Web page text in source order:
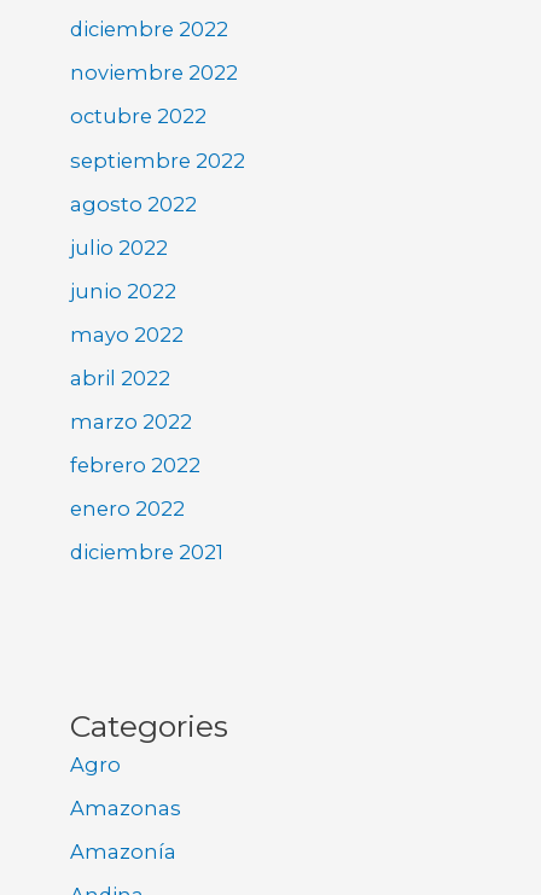
diciembre 2022
noviembre 2022
octubre 2022
septiembre 2022
agosto 2022
julio 2022
junio 2022
mayo 2022
abril 2022
marzo 2022
febrero 2022
enero 2022
diciembre 2021
Categories
Agro
Amazonas
Amazonía